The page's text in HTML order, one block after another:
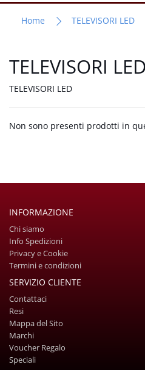
Home TELEVISORI LED
TELEVISORI LED
TELEVISORI LED
Non sono presenti prodotti in
INFORMAZIONE
Chi siamo
Info Spedizioni
Privacy e Cookie
Termini e condizioni
SERVIZIO CLIENTE
Contattaci
Resi
Mappa del Sito
Marchi
Voucher Regalo
Speciali